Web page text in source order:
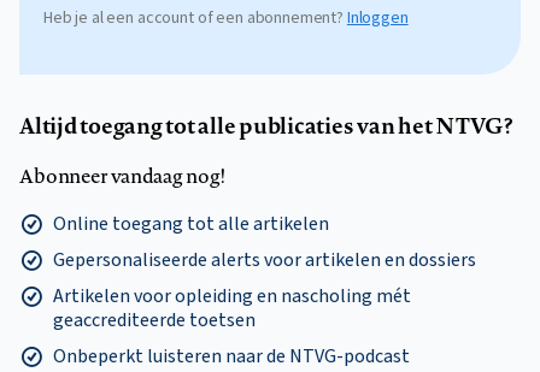
Heb je al een account of een abonnement?Inloggen
Altijd toegang tot alle publicaties van het NTVG?
Abonneer vandaag nog!
Online toegang tot alle artikelen
Gepersonaliseerde alerts voor artikelen en dossiers
Artikelen voor opleiding en nascholing mét
geaccrediteerde toetsen
Onbeperkt luisteren naar de NTVG-podcast